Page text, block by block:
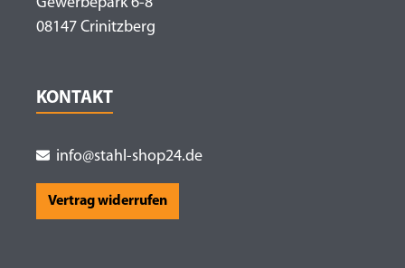
Gewerbepark 6-8
08147 Crinitzberg
KONTAKT
info@stahl-shop24.de
Vertrag widerrufen